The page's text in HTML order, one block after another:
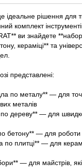
ідеальне рішення для
комплект
ви знайдете
кераміці** та
представлені:
по металу** — для
металів
по дереву** — для
бетону** — для
по плитці** — для
— для майстрів,